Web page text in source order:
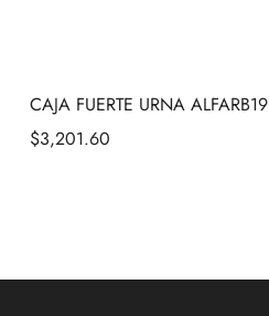
CAJA FUERTE URNA ALFARB19
$3,201.60